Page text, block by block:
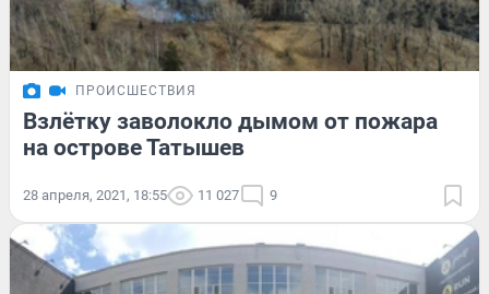
ПРОИСШЕСТВИЯ
Взлётку заволокло дымом от пожара
на острове Татышев
28 апреля, 2021, 18:55 11 027 9